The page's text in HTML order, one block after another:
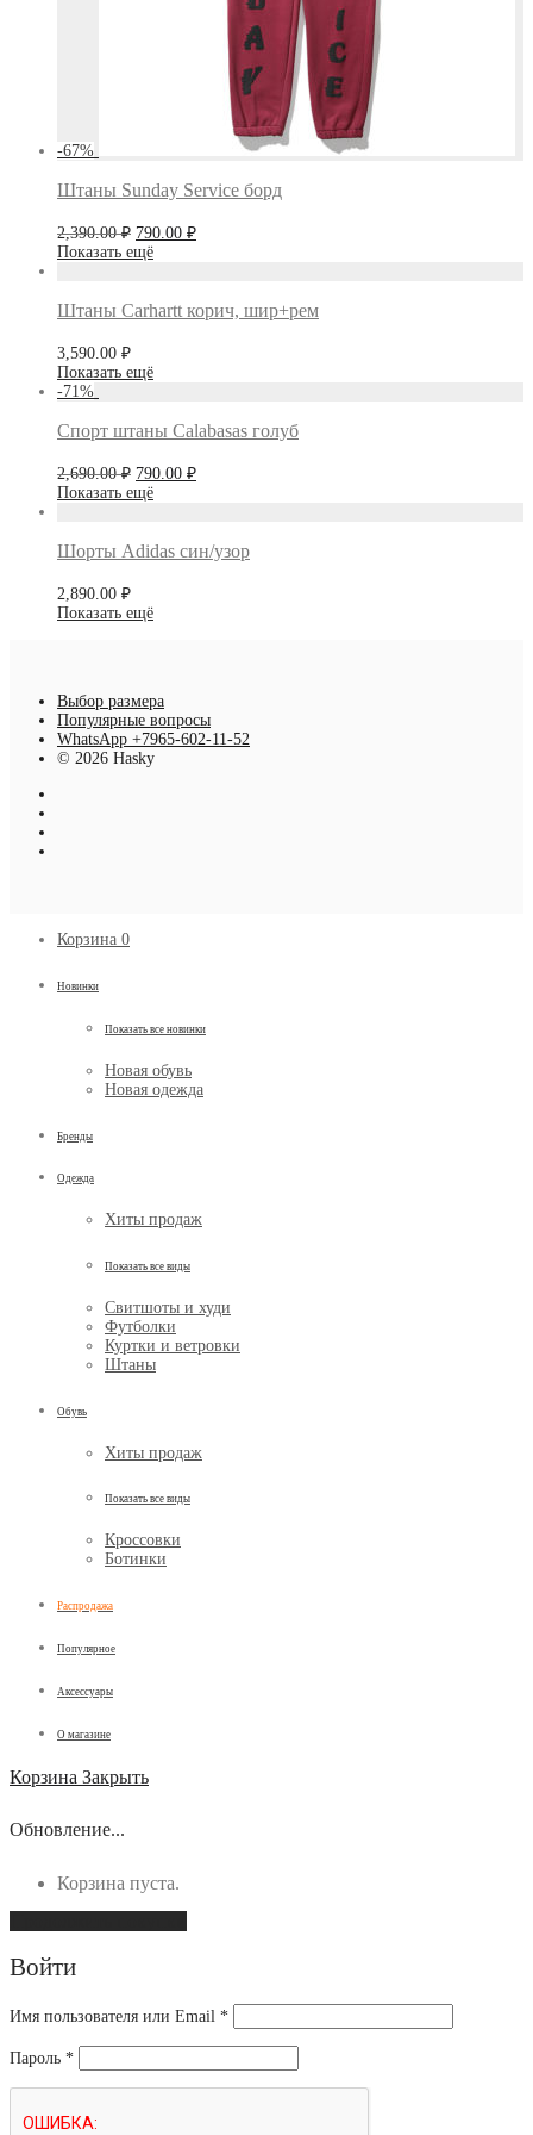
-67%
Штаны Sunday Service борд
2,390.00₽ Первоначальная
цена
составляла
790.00 ₽Текущая
Показать ещё
Штаны Carhartt корич, шир+рем
3,590.00 ₽
Показать ещё
-71%
Спорт штаны Calabasas голуб
2,690.00₽ Первоначальная
цена
составляла
790.00 ₽Текущая
Показать ещё
Шорты Adidas син/узор
2,890.00 ₽
Показать ещё
Выбор размера
Популярные вопросы
WhatsApp +7965-602-11-52
© 2026 Hasky
Корзина 0
Новинки
Показать все новинки
Новая обувь
Новая одежда
Бренды
Одежда
Хиты продаж
Показать все виды
Свитшоты и худи
Футболки
Куртки и ветровки
Штаны
Обувь
Хиты продаж
Показать все виды
Кроссовки
Ботинки
Распродажа
Популярное
Аксессуары
О магазине
Корзина Закрыть
Обновление...
Корзина пуста.
Войти
Имя пользователя или Email *
Пароль *